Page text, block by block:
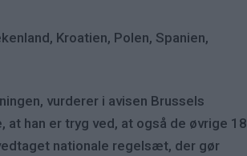
Kroatien, Polen, Spanien,
vurderer i avisen Brussels
han er tryg ved, at også de øvrige 18
nationale regelsæt, der gør